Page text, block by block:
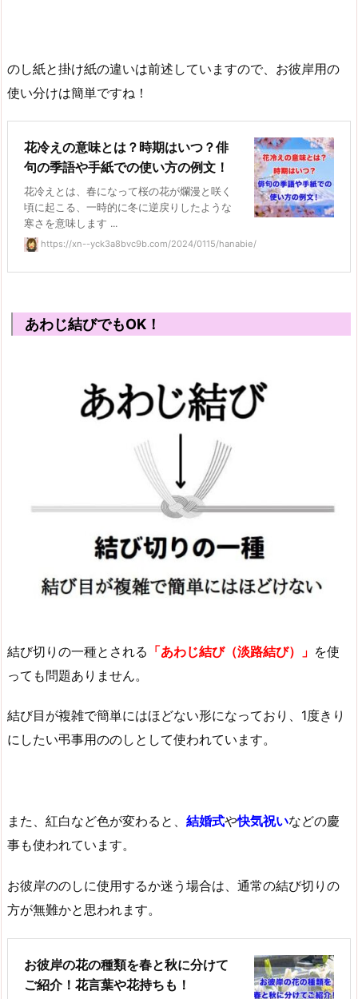
のし紙と掛け紙の違いは前述していますので、お彼岸用の
使い分けは簡単ですね！
花冷えの意味とは？時期はいつ？俳
句の季語や手紙での使い方の例文！
花冷えとは、春になって桜の花が爛漫と咲く
頃に起こる、一時的に冬に逆戻りしたような
寒さを意味します ...
https://xn--yck3a8bvc9b.com/2024/0115/hanabie/
あわじ結びでもOK！
結び切りの一種とされる 「あわじ結び（淡路結び）」 を使
っても問題ありません。
結び目が複雑で簡単にはほどない形になっており、1度きり
にしたい弔事用ののしとして使われています。
また、紅白など色が変わると、 結婚式や快気祝いなどの慶
事も使われています。
お彼岸ののしに使用するか迷う場合は、通常の結び切りの
方が無難かと思われます。
お彼岸の花の種類を春と秋に分けて
ご紹介！花言葉や花持ちも！